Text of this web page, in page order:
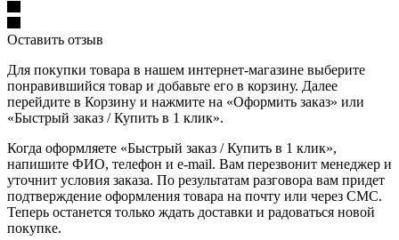
Оставить отзыв
Для покупки товара в нашем интернет-магазине выберите
понравившийся товар и добавьте его в корзину. Далее
перейдите в Корзину и нажмите на «Оформить заказ» или
«Быстрый заказ / Купить в 1 клик».
Когда оформляете «Быстрый заказ / Купить в 1 клик»,
напишите ФИО, телефон и e-mail. Вам перезвонит менеджер и
уточнит условия заказа. По результатам разговора вам придет
подтверждение оформления товара на почту или через СМС.
Теперь останется только ждать доставки и радоваться новой
покупке.